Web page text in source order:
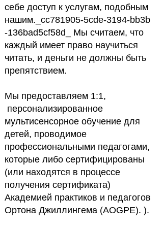
себе доступ к услугам, подобным
нашим._cc781905-5cde-3194-bb3b
-136bad5cf58d_ Мы считаем, что
каждый имеет право научиться
читать, и деньги не должны быть
препятствием.
Мы предоставляем 1:1,
персонализированное
мультисенсорное обучение для
детей, проводимое
профессиональными педагогами,
которые либо сертифицированы
(или находятся в процессе
получения сертификата)
Академией практиков и педагогов
Ортона Джиллингема (AOGPE). ).